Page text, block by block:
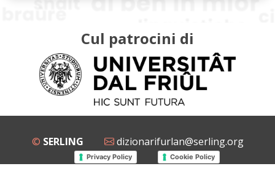
Cul patrocini di
© SERLING dizionarifurlan@serling.org
Privacy Policy Cookie Policy